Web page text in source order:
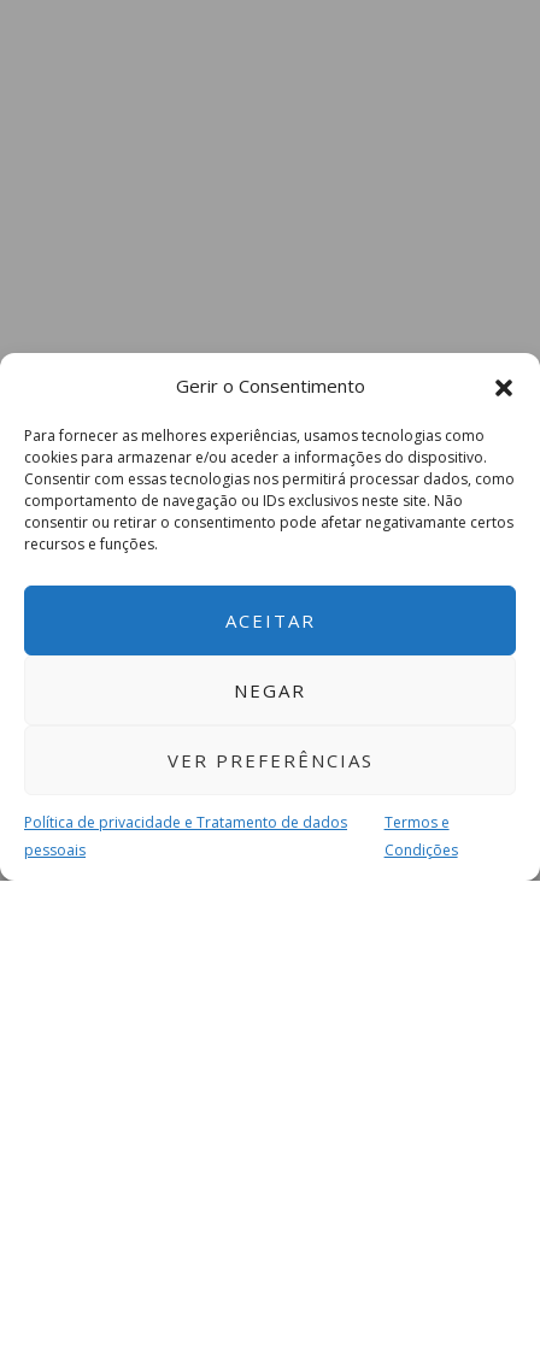
Gerir o Consentimento
Para fornecer as melhores experiências, usamos tecnologias como
cookies para armazenar e/ou aceder a informações do dispositivo.
Consentir com essas tecnologias nos permitirá processar dados, como
comportamento de navegação ou IDs exclusivos neste site. Não
consentir ou retirar o consentimento pode afetar negativamante certos
recursos e funções.
ACEITAR
NEGAR
VER PREFERÊNCIAS
Política de privacidade e Tratamento de dados
pessoais
Termos e
Condições